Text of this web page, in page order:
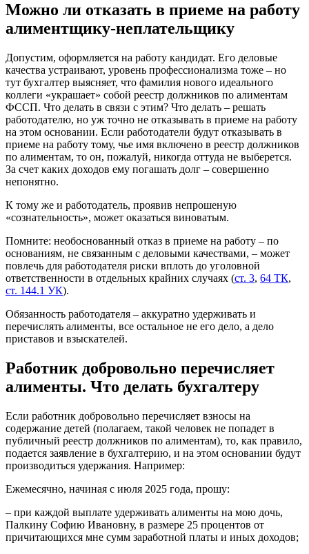
Можно ли отказать в приеме на работу
алиментщику-неплательщику
Допустим, оформляется на работу кандидат. Его деловые
качества устраивают, уровень профессионализма тоже – но
тут бухгалтер выясняет, что фамилия нового идеального
коллеги «украшает» собой реестр должников по алиментам
ФССП. Что делать в связи с этим? Что делать – решать
работодателю, но уж точно не отказывать в приеме на работу
на этом основании. Если работодатели будут отказывать в
приеме на работу тому, чье имя включено в реестр должников
по алиментам, то он, пожалуй, никогда оттуда не выберется.
За счет каких доходов ему погашать долг – совершенно
непонятно.
К тому же и работодатель, проявив непрошеную
«сознательность», может оказаться виноватым.
Помните: необоснованный отказ в приеме на работу – по
основаниям, не связанным с деловыми качествами, – может
повлечь для работодателя риски вплоть до уголовной
ответственности в отдельных крайних случаях (ст. 3, 64 ТК,
ст. 144.1 УК).
Обязанность работодателя – аккуратно удерживать и
перечислять алименты, все остальное не его дело, а дело
приставов и взыскателей.
Работник добровольно перечисляет
алименты. Что делать бухгалтеру
Если работник добровольно перечисляет взносы на
содержание детей (полагаем, такой человек не попадет в
публичный реестр должников по алиментам), то, как правило,
подается заявление в бухгалтерию, и на этом основании будут
производиться удержания. Например:
Ежемесячно, начиная с июля 2025 года, прошу:
– при каждой выплате удерживать алименты на мою дочь,
Палкину Софию Ивановну, в размере 25 процентов от
причитающихся мне сумм заработной платы и иных доходов;